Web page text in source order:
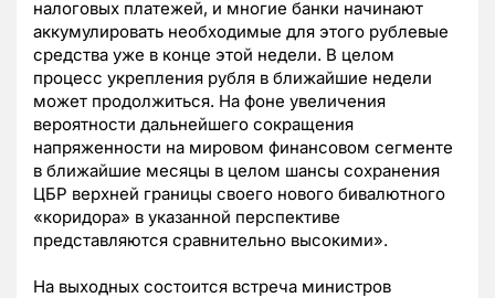
налоговых платежей, и многие банки начинают
аккумулировать необходимые для этого рублевые
средства уже в конце этой недели. В целом
процесс укрепления рубля в ближайшие недели
может продолжиться. На фоне увеличения
вероятности дальнейшего сокращения
напряженности на мировом финансовом сегменте
в ближайшие месяцы в целом шансы сохранения
ЦБР верхней границы своего нового бивалютного
«коридора» в указанной перспективе
представляются сравнительно высокими».
На выходных состоится встреча министров